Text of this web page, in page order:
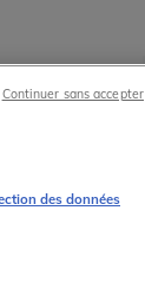
des données
Continuer sans accepter